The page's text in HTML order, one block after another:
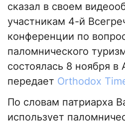
сказал в своем
участникам 4-й
конференции по
паломнического
состоялась 8 ноября в
передает Orthodox
По словам патриарха
использует